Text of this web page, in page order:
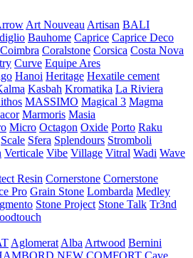
Art Nouveau Artisan BALI
Bauhome Caprice Caprice Deco
Coimbra Coralstone Corsica Costa Nova
Curve Equipe Ares
Hanoi Heritage Hexatile cement
Kasbah Kromatika La Riviera
MASSIMO Magical 3 Magma
Marmoris Masia
Micro Octagon Oxide Porto Raku
Scale Sfera Splendours Stromboli
Verticale Vibe Village Vitral Wadi Wave
Resin Cornerstone Cornerstone
Pro Grain Stone Lombarda Medley
Stone Project Stone Talk Tr3nd
Aglomerat Alba Artwood Bernini